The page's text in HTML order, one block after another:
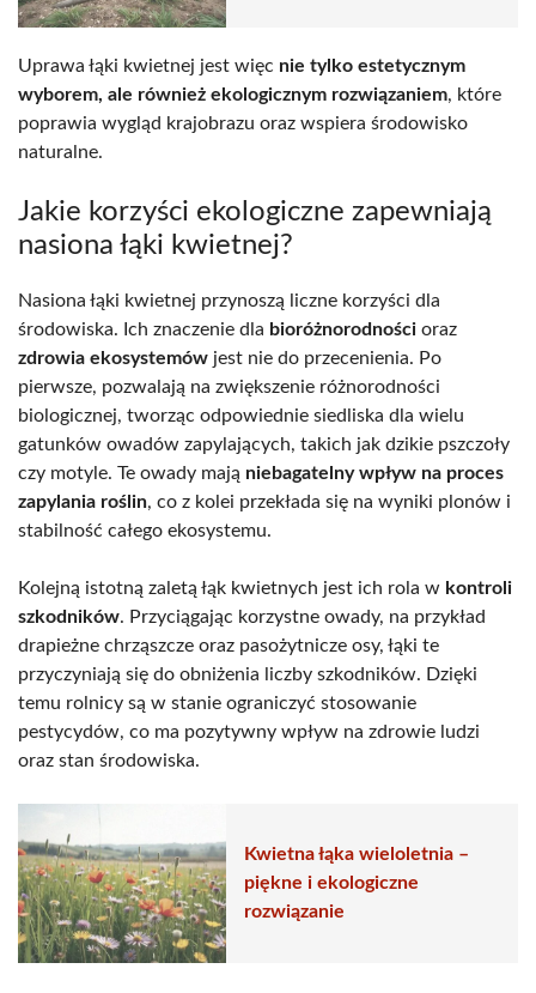
Uprawa łąki kwietnej jest więc nie tylko estetycznym
wyborem, ale również ekologicznym rozwiązaniem, które
poprawia wygląd krajobrazu oraz wspiera środowisko
naturalne.
Jakie korzyści ekologiczne zapewniają
nasiona łąki kwietnej?
Nasiona łąki kwietnej przynoszą liczne korzyści dla
środowiska. Ich znaczenie dla bioróżnorodności oraz
zdrowia ekosystemów jest nie do przecenienia. Po
pierwsze, pozwalają na zwiększenie różnorodności
biologicznej, tworząc odpowiednie siedliska dla wielu
gatunków owadów zapylających, takich jak dzikie pszczoły
czy motyle. Te owady mają niebagatelny wpływ na proces
zapylania roślin, co z kolei przekłada się na wyniki plonów i
stabilność całego ekosystemu.
Kolejną istotną zaletą łąk kwietnych jest ich rola w kontroli
szkodników. Przyciągając korzystne owady, na przykład
drapieżne chrząszcze oraz pasożytnicze osy, łąki te
przyczyniają się do obniżenia liczby szkodników. Dzięki
temu rolnicy są w stanie ograniczyć stosowanie
pestycydów, co ma pozytywny wpływ na zdrowie ludzi
oraz stan środowiska.
Kwietna łąka wieloletnia –
piękne i ekologiczne
rozwiązanie